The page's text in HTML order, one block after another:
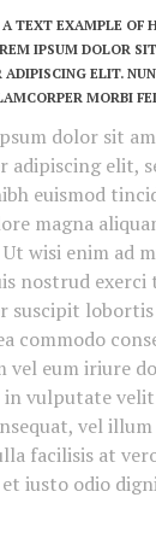
TEXT EXAMPLE OF
IPSUM DOLOR
ADIPISCING ELIT.
MORBI
dolor sit
adipiscing elit,
euismod
magna
wisi enim ad
nostrud exerci
suscipit
commodo
vel eum iriure
vulputate velit
vel
facilisis at
iusto odio